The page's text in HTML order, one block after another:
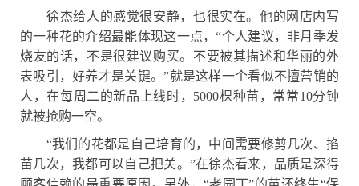
徐杰给人的感觉很安静，也很实在。他的网店内写
的一种花的介绍最能体现这一点，“个人建议，非月季发
烧友的话，不是很建议购买。不要被其描述和华丽的外
表吸引，好养才是关键。”就是这样一个看似不擅营销的
人，在每周二的新品上线时，5000棵种苗，常常10分钟
就被抢购一空。
“我们的花都是自己培育的，中间需要修剪几次、掐
苗几次，我都可以自己把关。”在徐杰看来，品质是深得